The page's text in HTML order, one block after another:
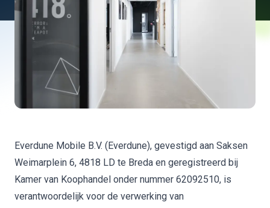
Everdune Mobile B.V. (Everdune), gevestigd aan Saksen
Weimarplein 6, 4818 LD te Breda en geregistreerd bij
Kamer van Koophandel onder nummer 62092510, is
verantwoordelijk voor de verwerking van